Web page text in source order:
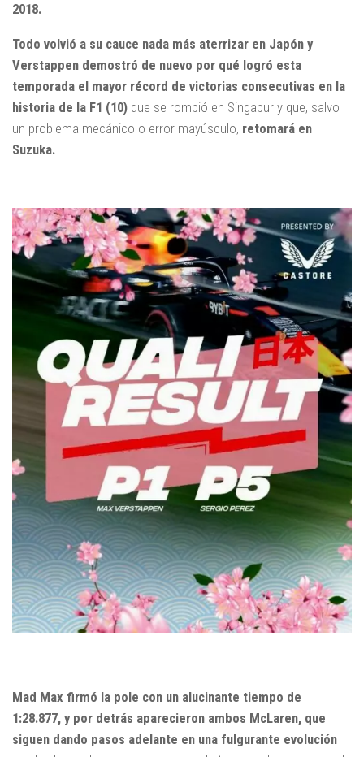
2018.
Todo volvió a su cauce nada más aterrizar en Japón y
Verstappen demostró de nuevo por qué logró esta
temporada el mayor récord de victorias consecutivas en la
historia de la F1 (10) que se rompió en Singapur y que, salvo
un problema mecánico o error mayúsculo, retomará en
Suzuka.
Mad Max firmó la pole con un alucinante tiempo de
1:28.877, y por detrás aparecieron ambos McLaren, que
siguen dando pasos adelante en una fulgurante evolución